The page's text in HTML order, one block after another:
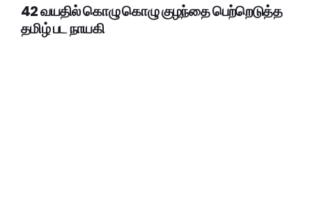
42 வயதில் கொழு கொழு குழந்தை பெற்றெடுத்த
தமிழ் பட நாயகி